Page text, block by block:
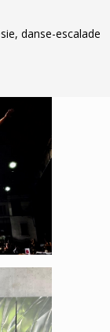
danse-escalade